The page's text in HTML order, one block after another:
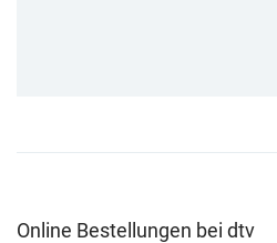
Online Bestellungen bei dtv